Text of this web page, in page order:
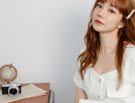
2.透過簡訊連結打開帳單後，可選擇「超商條
帳／街口支付／iPASS MONEY」等通路繳費。
1.本服務係由「台灣大哥大股份有限公司」（
用戶於交易時，得透過本服務購買商品或服務
買賣價金債權讓與本公司後，依約使用本公司
2.基於同意付款使用「大哥付你分期」之契約
資料（包含姓名、電話或地址）提供予台灣大
由本公司與您本人進行分期帳單所需資料之確
3.完整用戶服務條款，請詳閱以下連結：
１．於結帳方式選擇「AFTEE先享後付」後，
結帳頁面，進行簡訊認證並確認金額後，即可
２．訂單成立數日內，您將收到繳費通知簡訊
３．收到繳費通知簡訊後14天內，點擊此簡訊
ATM／網路銀行／等多元方式進行付款，方視
※ 請注意：結帳手續完成當下不需立刻繳費，
購買商品的店家。未經商家同意取消之訂單仍
後付繳納相關費用。
※ 交易是否成功請以「AFTEE先享後付 」之結
是否繳費成功／繳費後需取消欲退款等相關疑
客戶支援中心」 https://
每筆NT$60，滿NT$1,500(含以上)免運費
付款後萊爾富取貨
每筆NT$122